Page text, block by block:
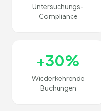
Untersuchungs-
Compliance
+30%
Wiederkehrende
Buchungen